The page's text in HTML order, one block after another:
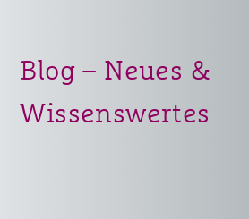
Blog – Neues &
Wissenswertes